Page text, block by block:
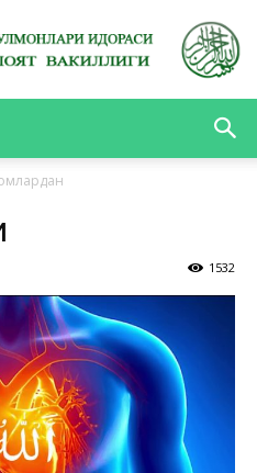
ВАКИЛЛИГИ
1532